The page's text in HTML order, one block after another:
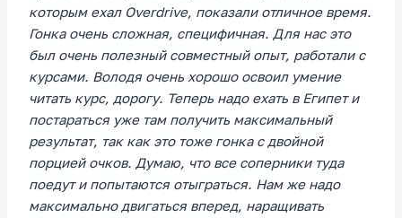
которым ехал Overdrive, показали отличное время.
Гонка очень сложная, специфичная. Для нас это
был очень полезный совместный опыт, работали с
курсами. Володя очень хорошо освоил умение
читать курс, дорогу. Теперь надо ехать в Египет и
постараться уже там получить максимальный
результат, так как это тоже гонка с двойной
порцией очков. Думаю, что все соперники туда
поедут и попытаются отыграться. Нам же надо
максимально двигаться вперед, наращивать